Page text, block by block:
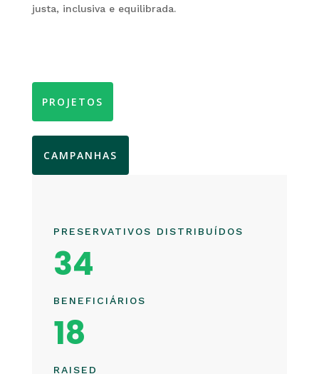
justa, inclusiva e equilibrada.
PROJETOS
CAMPANHAS
PRESERVATIVOS DISTRIBUÍDOS
34
BENEFICIÁRIOS
18
RAISED